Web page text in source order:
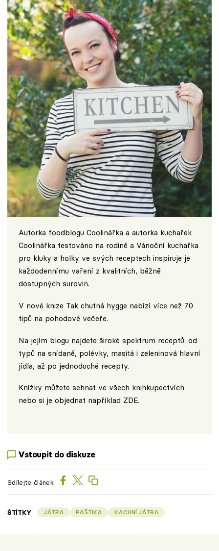
Autorka foodblogu Coolinářka a autorka kuchařek
Coolinářka testováno na rodině a Vánoční kuchařka
pro kluky a holky ve svých receptech inspiruje je
každodennímu vaření z kvalitních, běžně
dostupných surovin.
V nové knize Tak chutná hygge nabízí více než 70
tipů na pohodové večeře.
Na jejím blogu najdete široké spektrum receptů: od
typů na snídaně, polévky, masitá i zeleninová hlavní
jídla, až po jednoduché recepty.
Knížky můžete sehnat ve všech knihkupectvích
nebo si je objednat například ZDE.
Vstoupit do diskuze
Sdílejte článek
ŠTÍTKY JÁTRA PAŠTIKA KACHNÍ JÁTRA